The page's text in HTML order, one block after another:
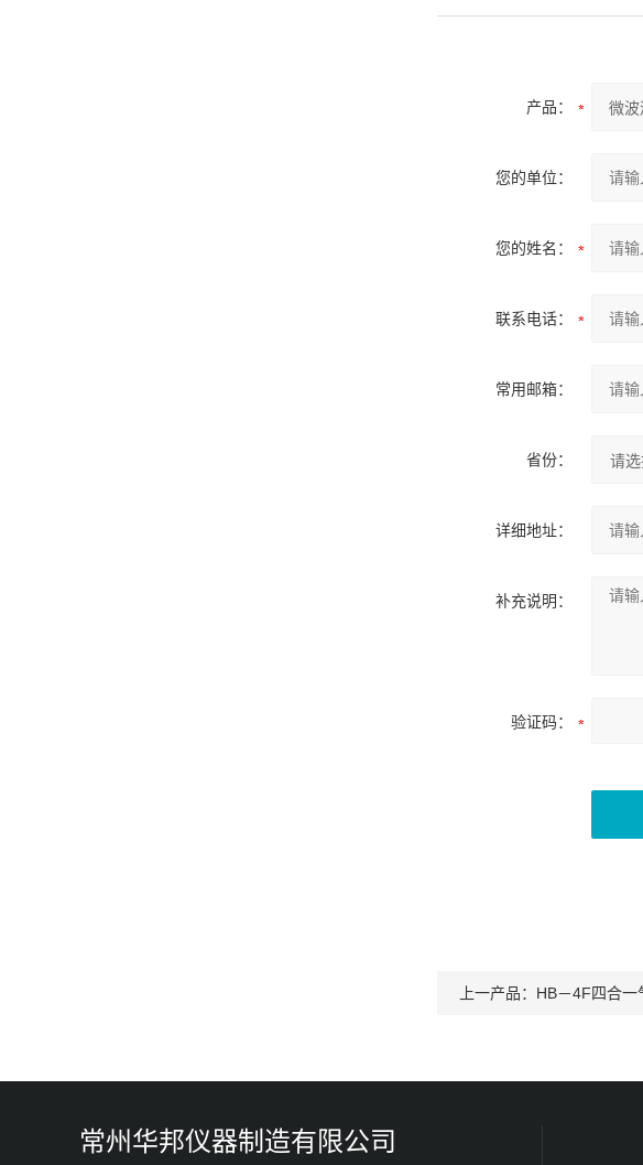
产品：
您的单位：
您的姓名：
联系电话：
常用邮箱：
省份：
详细地址：
补充说明：
验证码：
上一产品： HB－4F四合一
常州华邦仪器制造有限公司